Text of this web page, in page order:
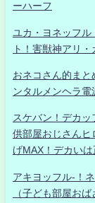
ーハーフ
ユカ・ヨネッフ
ト！害獣神アリ
おネコさん的ま
ンタルメンヘラ
スケバン！デカ
供部屋おじさんヒ
げMAX！デカい
アキヨッフル-！
（子ども部屋お